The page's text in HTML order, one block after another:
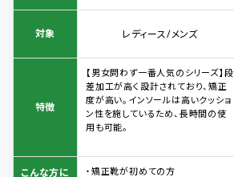
対象 レディース/メンズ
特徴
【男女問わず一番人気のシリーズ】段
差加工が高く設計されており、矯正
度が高い。インソールは高いクッショ
ン性を施しているため、長時間の使
用も可能。
こんな方に
・矯正靴が初めての方